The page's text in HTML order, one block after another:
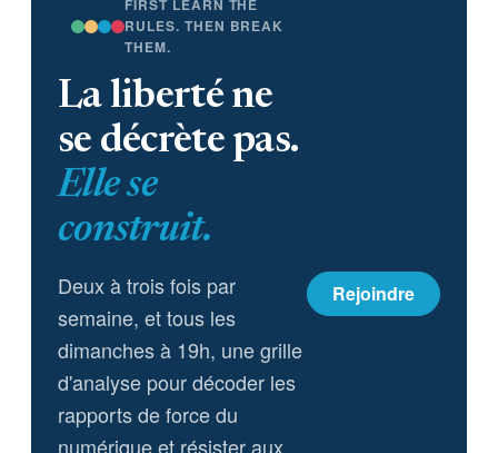
FIRST LEARN THE
RULES. THEN BREAK
THEM.
La liberté ne
se décrète pas.
Elle se
construit.
Deux à trois fois par
semaine, et tous les
dimanches à 19h, une grille
d'analyse pour décoder les
rapports de force du
numérique et résister aux
Rejoindre